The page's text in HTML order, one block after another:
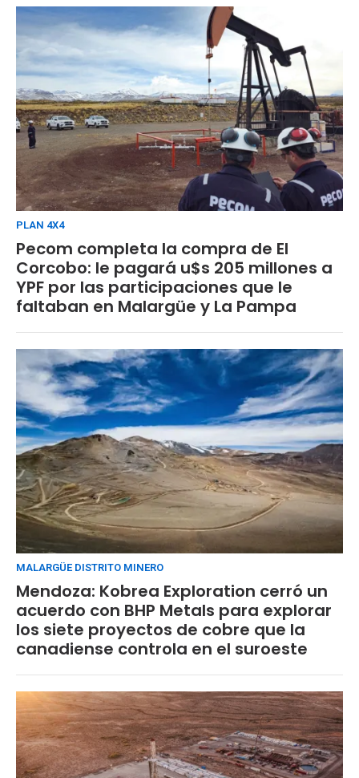
PLAN 4X4
Pecom completa la compra de El
Corcobo: le pagará u$s 205 millones a
YPF por las participaciones que le
faltaban en Malargüe y La Pampa
MALARGÜE DISTRITO MINERO
Mendoza: Kobrea Exploration cerró un
acuerdo con BHP Metals para explorar
los siete proyectos de cobre que la
canadiense controla en el suroeste